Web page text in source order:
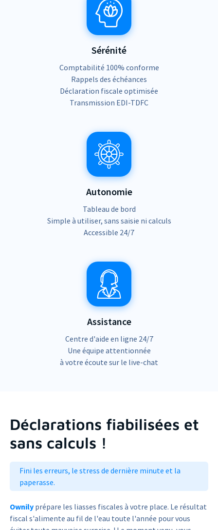
Sérénité
Comptabilité 100% conforme
Rappels des échéances
Déclaration fiscale optimisée
Transmission EDI-TDFC
Autonomie
Tableau de bord
Simple à utiliser, sans saisie ni calculs
Accessible 24/7
Assistance
Centre d'aide en ligne 24/7
Une équipe attentionnée
à votre écoute sur le live-chat
Déclarations fiabilisées et
sans calculs !
Fini les erreurs, le stress de dernière minute et la
paperasse.
Ownily prépare les liasses fiscales à votre place. Le résultat
fiscal s'alimente au fil de l'eau toute l'année pour vous